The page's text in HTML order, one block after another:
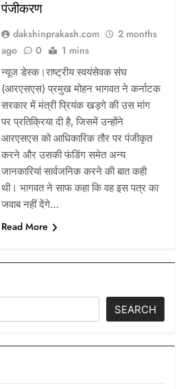
पंजीकरण
dakshinprakash.com
2 months
ago
0 1 mins
न्यूज डेस्क।राष्ट्रीय स्वयंसेवक संघ
(आरएसएस) प्रमुख मोहन भागवत ने कर्नाटक
सरकार में मंत्री प्रियंक खड़गे की उस मांग
पर प्रतिक्रिया दी है, जिसमें उन्होंने
आरएसएस को आधिकारिक तौर पर पंजीकृत
करने और उसकी फंडिंग समेत अन्य
जानकारियां सार्वजनिक करने की बात कही
थी। भागवत ने साफ कहा कि वह इस पत्र का
जवाब नहीं देंगे…
Read More
SEARCH